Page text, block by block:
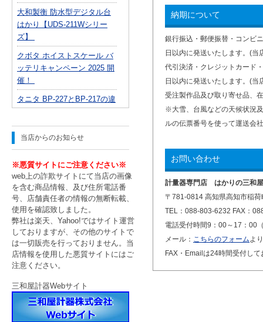
納期について
銀行振込・郵便振替・コンビ
日以内に発送いたします。(当
代引決済・クレジットカード
日以内に発送いたします。(当
受注製作品及び取り寄せ品、
※大雪、台風などの天候状況
ルの伝票番号を使って運送会
お問い合わせ
計量器専門店 はかりの三和屋
〒781-0814 高知県高知市稲荷
TEL：088-803-6232 FAX：
電話受付時間9：00～17：00
メール： こちらのフォームよ
FAX・Emailは24時間受付して
大和製衡 防水型デジタル台
はかり【UDS-211Wシリー
ズ】
クボタ ホイストスケール バ
ッテリキャンペーン 2025 開
催！
タニタ BP-227とBP-217の違
竹村電機製作所 土壌酸度計
大和製衡【UDS-300シリー
ズ】ご紹介
佐藤計量器【SK-181GT】再
入荷のお知らせ
～ブログ移行のお知らせ～
宝計機『分太2シリーズ』の
ご紹介
タニタ デュアル周波数体組
成計 DC-430A-N ご紹介♩”
夏季休暇のお知らせと佐藤計
当店からのお知らせ
※悪質サイトにご注意ください※
web上の詐欺サイトにて当店の画像
を含む商品情報、及び住所電話番
号、店舗責任者の情報の無断転載、
使用を確認致しました。
弊社は楽天、Yahoo!ではサイト運営
しておりますが、その他のサイトで
は一切販売を行っておりません。当
店情報を使用した悪質サイトにはご
注意ください。
三和屋計器Webサイト